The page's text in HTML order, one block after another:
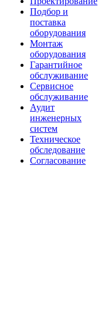
Подбор и
поставка
оборудования
Монтаж
оборудования
Гарантийное
обслуживание
Сервисное
обслуживание
Аудит
инженерных
систем
Техническое
обследование
Согласование